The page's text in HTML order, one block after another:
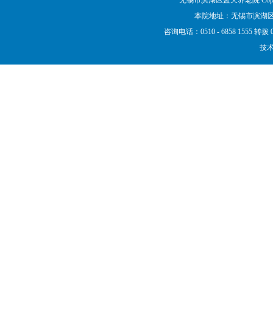
本院地址：无锡市滨湖
咨询电话：0510 - 6858 1555 转
技